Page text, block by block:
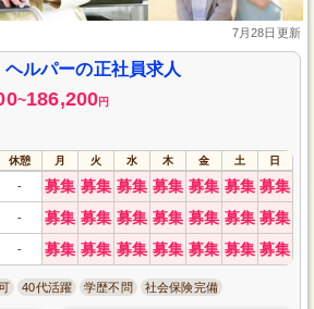
7月28日更新
ルパーの正社員求人
~186,200円
休憩 月 火 水 木 金 土 日
- 募集 募集 募集 募集 募集 募集 募集
- 募集 募集 募集 募集 募集 募集 募集
- 募集 募集 募集 募集 募集 募集 募集
40代活躍 学歴不問 社会保険完備